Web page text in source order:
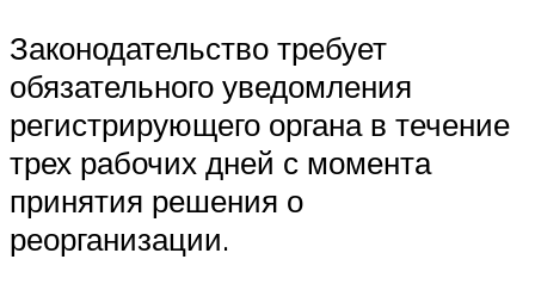
Законодательство требует
обязательного уведомления
регистрирующего органа в течение
трех рабочих дней с момента
принятия решения о
реорганизации.